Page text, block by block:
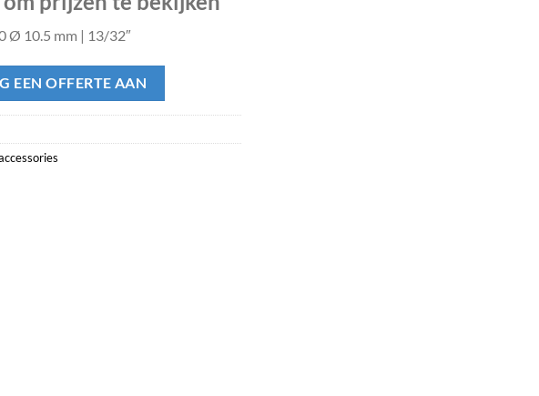
Ø 10.5 mm | 13/32″
EEN OFFERTE AAN